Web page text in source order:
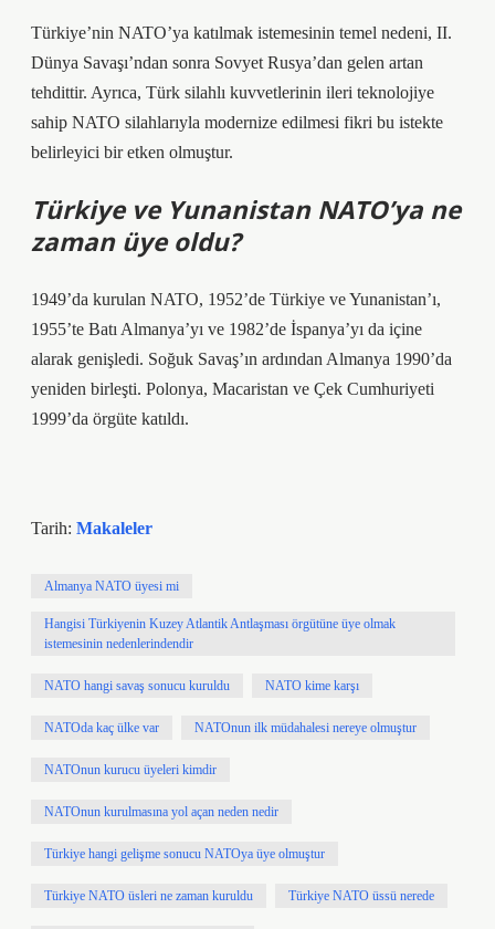
Türkiye’nin NATO’ya katılmak istemesinin temel nedeni, II.
Dünya Savaşı’ndan sonra Sovyet Rusya’dan gelen artan
tehdittir. Ayrıca, Türk silahlı kuvvetlerinin ileri teknolojiye
sahip NATO silahlarıyla modernize edilmesi fikri bu istekte
belirleyici bir etken olmuştur.
Türkiye ve Yunanistan NATO’ya ne
zaman üye oldu?
1949’da kurulan NATO, 1952’de Türkiye ve Yunanistan’ı,
1955’te Batı Almanya’yı ve 1982’de İspanya’yı da içine
alarak genişledi. Soğuk Savaş’ın ardından Almanya 1990’da
yeniden birleşti. Polonya, Macaristan ve Çek Cumhuriyeti
1999’da örgüte katıldı.
Tarih: Makaleler
Almanya NATO üyesi mi
Hangisi Türkiyenin Kuzey Atlantik Antlaşması örgütüne üye olmak
istemesinin nedenlerindendir
NATO hangi savaş sonucu kuruldu NATO kime karşı
NATOda kaç ülke var NATOnun ilk müdahalesi nereye olmuştur
NATOnun kurucu üyeleri kimdir
NATOnun kurulmasına yol açan neden nedir
Türkiye hangi gelişme sonucu NATOya üye olmuştur
Türkiye NATO üsleri ne zaman kuruldu Türkiye NATO üssü nerede